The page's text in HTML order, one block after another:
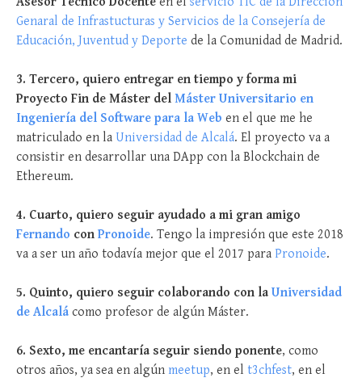
Genaral de Infrastucturas y Servicios de la Consejería de
Educación, Juventud y Deporte de la Comunidad de Madrid.
3. Tercero, quiero entregar en tiempo y forma mi
Proyecto Fin de Máster del Máster Universitario en
Ingeniería del Software para la Web en el que me he
matriculado en la Universidad de Alcalá. El proyecto va a
consistir en desarrollar una DApp con la Blockchain de
Ethereum.
4. Cuarto, quiero seguir ayudado a mi gran amigo
Fernando con Pronoide. Tengo la impresión que este 2018
va a ser un año todavía mejor que el 2017 para Pronoide.
5. Quinto, quiero seguir colaborando con la Universidad
de Alcalá como profesor de algún Máster.
6. Sexto, me encantaría seguir siendo ponente, como
otros años, ya sea en algún meetup, en el t3chfest, en el